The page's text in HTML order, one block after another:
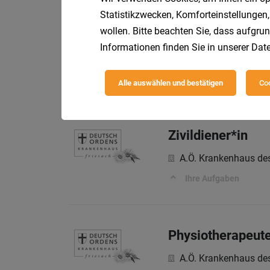
Fachärzte
Ihre Aufgaben
Zivildiener*in
A.Ö. Krankenhaus
Ihre Aufgaben
A.Ö. Krankenhaus
Statistikzwecken,
wollen. Bitte beachten Sie, dass
Informationen finden Sie in unserer
Alle auswählen und bestätigen